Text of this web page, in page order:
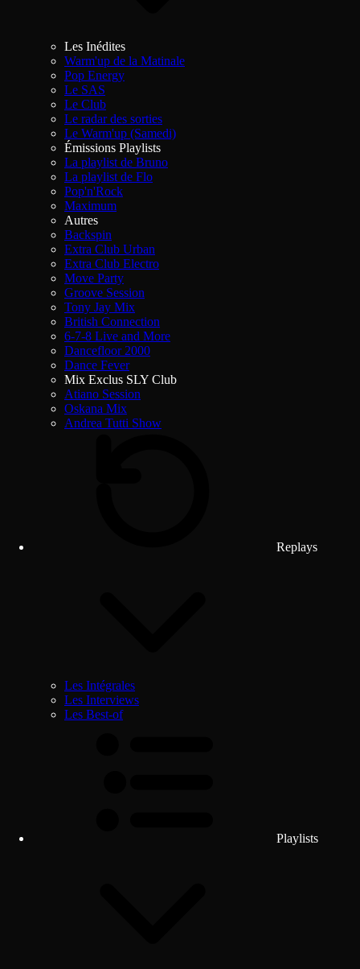
Les Inédites
Warm'up de la Matinale
Pop Energy
Le SAS
Le Club
Le radar des sorties
Le Warm'up (Samedi)
Émissions Playlists
La playlist de Bruno
La playlist de Flo
Pop'n'Rock
Maximum
Autres
Backspin
Extra Club Urban
Extra Club Electro
Move Party
Groove Session
Tony Jay Mix
British Connection
6-7-8 Live and More
Dancefloor 2000
Dance Fever
Mix Exclus SLY Club
Atiano Session
Oskana Mix
Andrea Tutti Show
Replays
Les Intégrales
Les Interviews
Les Best-of
Playlists